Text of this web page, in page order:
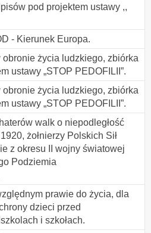
pod projektem ustawy ,,
- Kierunek Europa.
życia ludzkiego, zbiórka
ustawy „STOP PEDOFILII”.
życia ludzkiego, zbiórka
ustawy „STOP PEDOFILII”.
walk o niepodległość
żołnierzy Polskich Sił
z okresu II wojny światowej
Podziemia
prawie do życia, dla
dzieci przed
i szkołach.